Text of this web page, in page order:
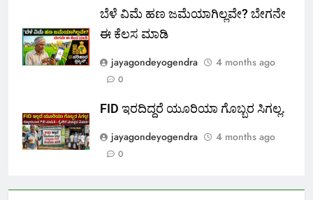
ಬೆಳೆ ವಿಮೆ ಹಣ ಜಮೆಯಾಗಿಲ್ಲವೇ? ಬೇಗನೇ
ಈ ಕೆಲಸ ಮಾಡಿ
jayagondeyogendra
4 months ago
0
FID ಇರದಿದ್ದರೆ ಯೂರಿಯಾ ಗೊಬ್ಬರ ಸಿಗಲ್ಲ.
jayagondeyogendra
4 months ago
0